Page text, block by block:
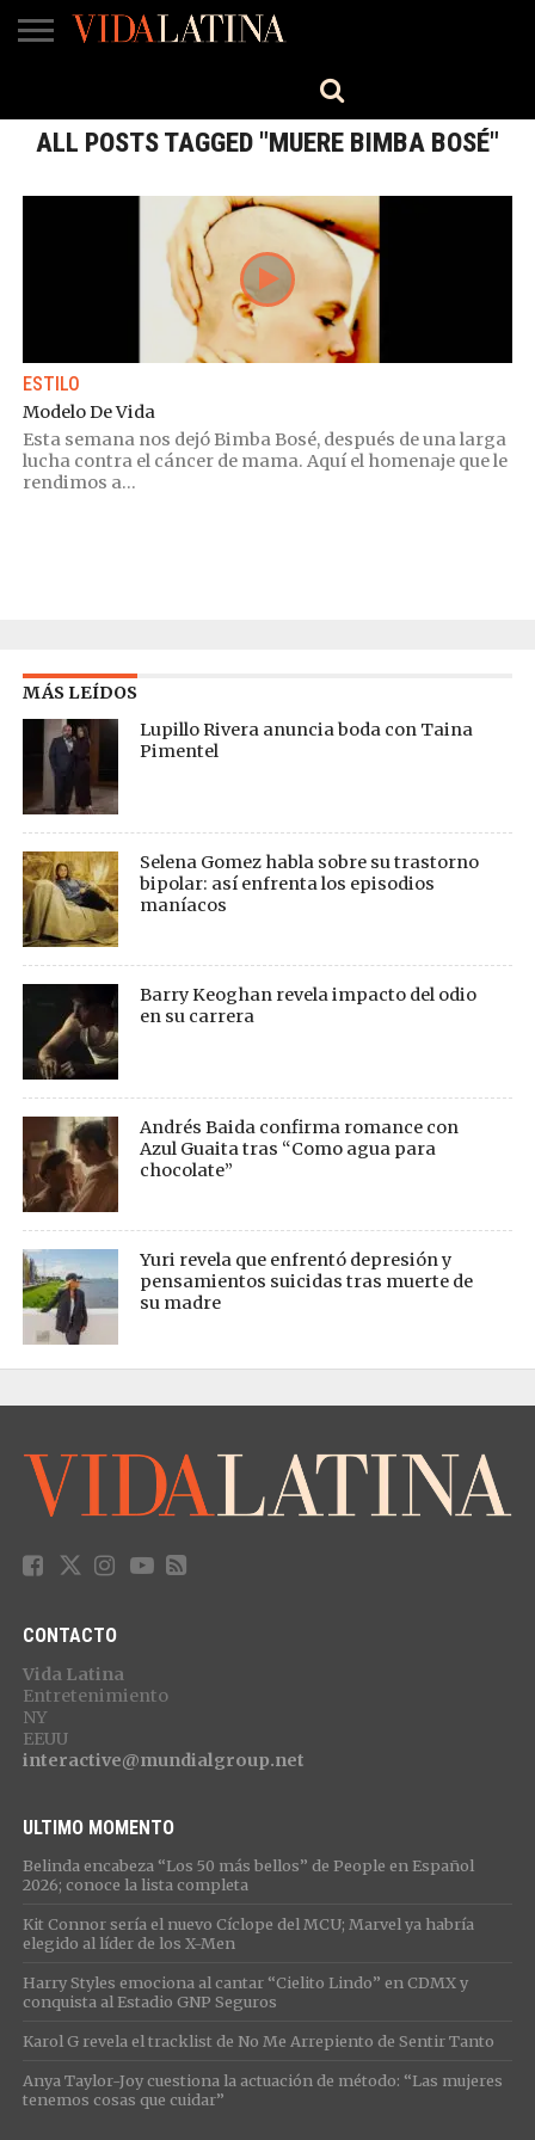
TV
ALL POSTS TAGGED "MUERE BIMBA BOSÉ"
ESTILO
Modelo De Vida
Esta semana nos dejó Bimba Bosé, después de una larga
lucha contra el cáncer de mama. Aquí el homenaje que le
rendimos a...
MÁS LEÍDOS
Lupillo Rivera anuncia boda con Taina
Pimentel
Selena Gomez habla sobre su trastorno
bipolar: así enfrenta los episodios
maníacos
Barry Keoghan revela impacto del odio
en su carrera
Andrés Baida confirma romance con
Azul Guaita tras “Como agua para
chocolate”
Yuri revela que enfrentó depresión y
pensamientos suicidas tras muerte de
su madre
CONTACTO
Vida Latina
Entretenimiento
NY
EEUU
interactive@mundialgroup.net
ULTIMO MOMENTO
Belinda encabeza “Los 50 más bellos” de People en Español
2026; conoce la lista completa
Kit Connor sería el nuevo Cíclope del MCU; Marvel ya habría
elegido al líder de los X-Men
Harry Styles emociona al cantar “Cielito Lindo” en CDMX y
conquista al Estadio GNP Seguros
Karol G revela el tracklist de No Me Arrepiento de Sentir Tanto
Anya Taylor-Joy cuestiona la actuación de método: “Las mujeres
tenemos cosas que cuidar”